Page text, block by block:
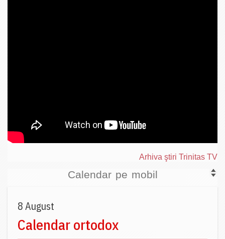
Arhiva ştiri Trinitas TV
Calendar pe mobil
8 August
Calendar ortodox